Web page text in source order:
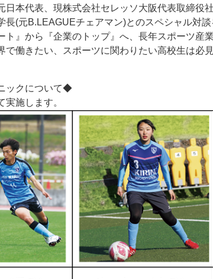
日本代表、現株式会社セレッソ大阪代表取締役
長(元B.LEAGUEチェアマン)とのスペシャル対談
ト』から『企業のトップ』へ、長年スポーツ産
で働きたい、スポーツに関わりたい高校生は必見
ックについて◆
実施します。